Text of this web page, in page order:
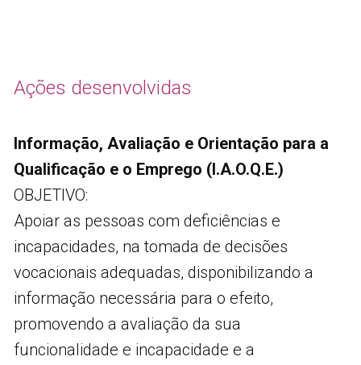
Ações desenvolvidas
Informação, Avaliação e Orientação para a
Qualificação e o Emprego (I.A.O.Q.E.)
OBJETIVO:
Apoiar as pessoas com deficiências e
incapacidades, na tomada de decisões
vocacionais adequadas, disponibilizando a
informação necessária para o efeito,
promovendo a avaliação da sua
funcionalidade e incapacidade e a